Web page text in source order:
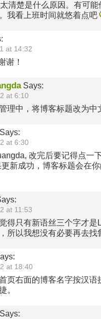
清楚是什么原因。有可
我看上班时间就悠着点吧
at 14:32
谢！
Says:
at 6:10
理中，将博客标题改为中
Says:
at 6:30
改完后要记得点一
更新成功，博客标题会在
at 11:53
得只有新语丝三个字才
所以我想没有必要再去找
at 18:40
页右面的博客名字按汉语
。
Says: